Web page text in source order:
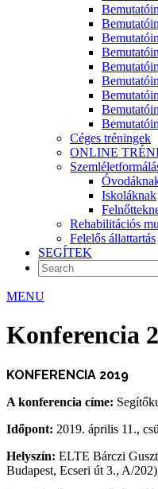
Céges tréningek
ONLINE
Iskoláknak
Rehabilitációs
Felelős állattartás
SEGÍTEK
MENU
Konferencia
KONFERENCIA 2019
A konferencia címe:
Időpont: 2019. április 11.,
Helyszín: ELTE Bárczi
Budapest, Ecseri út 3., A/202)